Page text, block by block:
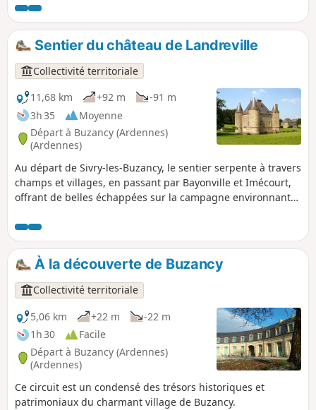
hameaux : Tailly, Barricourt, les Petites Censes, les
Forgettes, Les Tuileries, Rémonville... où se dévoilent de
remarquables bâtisses en pierre, témoins du patrimoine
local. Un sentier rythmé et varié, idéal pour les amateurs de
VTT en quête de nature, de relief et de découvertes
historiques.
Sentier du château de Landreville
Collectivité territoriale
11,68 km
+92 m
-91 m
3h 35
Moyenne
Départ à Buzancy (Ardennes)
(Ardennes)
Au départ de Sivry-les-Buzancy, le sentier serpente à travers
champs et villages, en passant par Bayonville et Imécourt,
offrant de belles échappées sur la campagne environnante.
dévoile au fil de la marche, apportant une touche
patrimoniale à cette randonnée accessible et ressourçante.
Idéale pour les amateurs de nature, de calme et de
découvertes locales.
À la découverte de Buzancy
Collectivité territoriale
5,06 km
+22 m
-22 m
1h 30
Facile
Départ à Buzancy (Ardennes)
(Ardennes)
Ce circuit est un condensé des trésors historiques et
patrimoniaux du charmant village de Buzancy.